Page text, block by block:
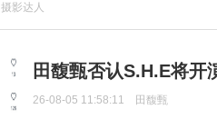
摄影达人
田馥甄否认S.H.E将开
26-08-05 11:58:11 田馥甄